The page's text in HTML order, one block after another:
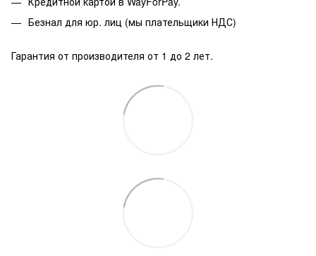
Безнал для юр. лиц (мы плательщики НДС)
Гарантия от производителя от 1 до 2 лет.